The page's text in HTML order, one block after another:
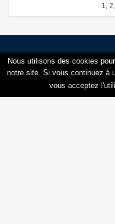
1
2
Créer une alerte
Entrez un lieu
Nous utilisons des cookies
notre site. Si vous continuez à
vous acceptez